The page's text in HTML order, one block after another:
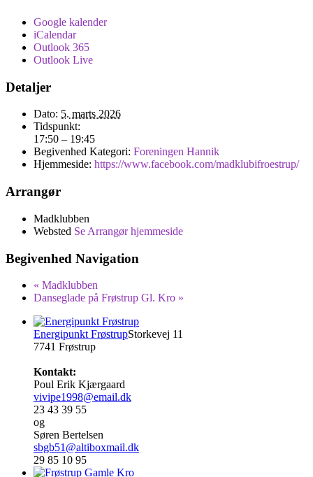
Google kalender
iCalendar
Outlook 365
Outlook Live
Detaljer
Dato: 5. marts 2026
Tidspunkt:
17:50 – 19:45
Begivenhed Kategori: Foreningen Hannik
Hjemmeside: https://www.facebook.com/madklubifroestrup/
Arrangør
Madklubben
Websted Se Arrangør hjemmeside
Begivenhed Navigation
« Madklubben
Danseglade på Frøstrup Gl. Kro »
Energipunkt FrøstrupStorkevej 11
7741 Frøstrup
Kontakt:
Poul Erik Kjærgaard
vivipe1998@email.dk
23 43 39 55
og
Søren Bertelsen
sbgb51@altiboxmail.dk
29 85 10 95